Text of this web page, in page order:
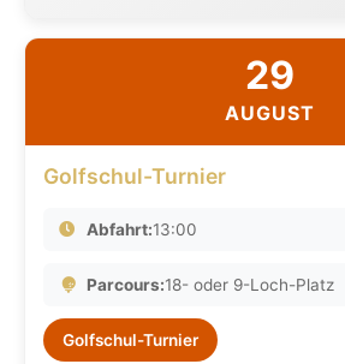
29
AUGUST
Golfschul-Turnier
Abfahrt:13:00
Parcours:18- oder 9-Loch-Platz
Golfschul-Turnier